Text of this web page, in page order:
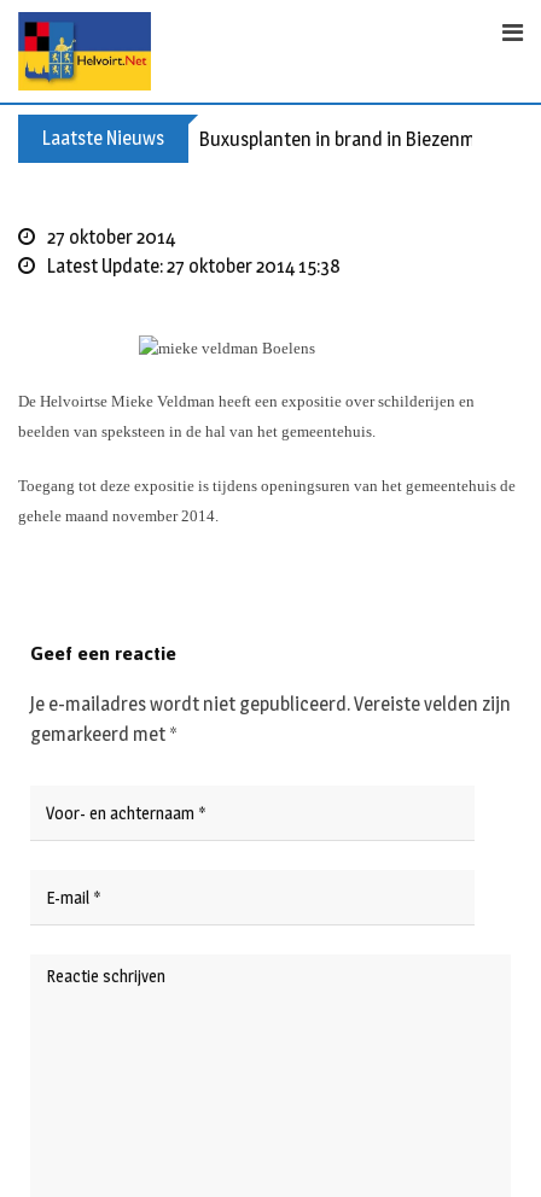
p
Laatste Nieuws Buxusplanten in brand in Biezenmortel,
27 oktober 2014
Latest Update: 27 oktober 2014 15:38
De Helvoirtse Mieke Veldman heeft een expositie over schilderijen en
beelden van speksteen in de hal van het gemeentehuis.
Toegang tot deze expositie is tijdens openingsuren van het gemeentehuis de
gehele maand november 2014.
Geef een reactie
Je e-mailadres wordt niet gepubliceerd.Vereiste velden zijn
gemarkeerd met *